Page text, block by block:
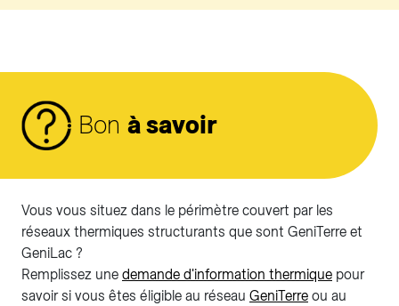
Bon à savoir
Vous vous situez dans le périmètre couvert par les
réseaux thermiques structurants que sont GeniTerre et
GeniLac ?
Remplissez une demande d'information thermique pour
savoir si vous êtes éligible au réseau GeniTerre ou au